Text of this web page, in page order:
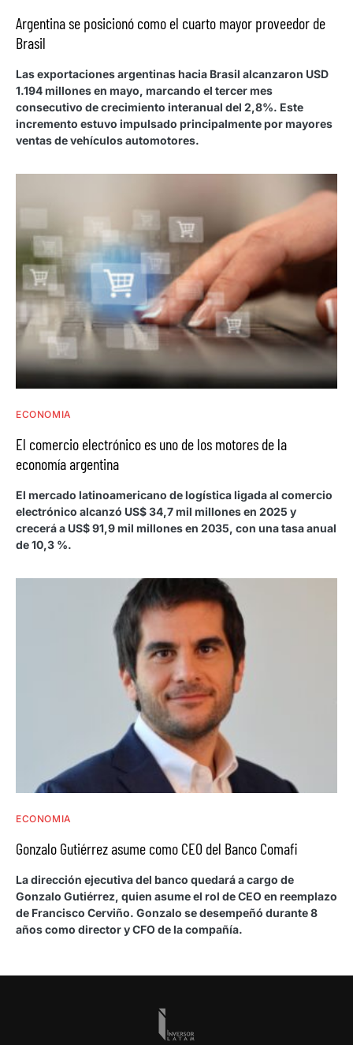
Argentina se posicionó como el cuarto mayor proveedor de
Brasil
Las exportaciones argentinas hacia Brasil alcanzaron USD
1.194 millones en mayo, marcando el tercer mes
consecutivo de crecimiento interanual del 2,8%. Este
incremento estuvo impulsado principalmente por mayores
ventas de vehículos automotores.
ECONOMIA
El comercio electrónico es uno de los motores de la
economía argentina
El mercado latinoamericano de logística ligada al comercio
electrónico alcanzó US$ 34,7 mil millones en 2025 y
crecerá a US$ 91,9 mil millones en 2035, con una tasa anual
de 10,3 %.
ECONOMIA
Gonzalo Gutiérrez asume como CEO del Banco Comafi
La dirección ejecutiva del banco quedará a cargo de
Gonzalo Gutiérrez, quien asume el rol de CEO en reemplazo
de Francisco Cerviño. Gonzalo se desempeñó durante 8
años como director y CFO de la compañía.